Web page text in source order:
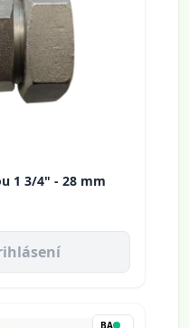
1 3/4" - 28 mm
BA